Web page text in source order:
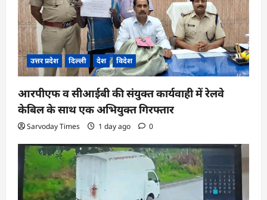
उत्तर प्रदेश दिल्ली देश विदेश
आरपीएफ व सीआईबी की संयुक्त कार्यवाही में रेलवे
केबिल के साथ एक अभियुक्त गिरफ्तार
Sarvoday Times 1 day ago 0